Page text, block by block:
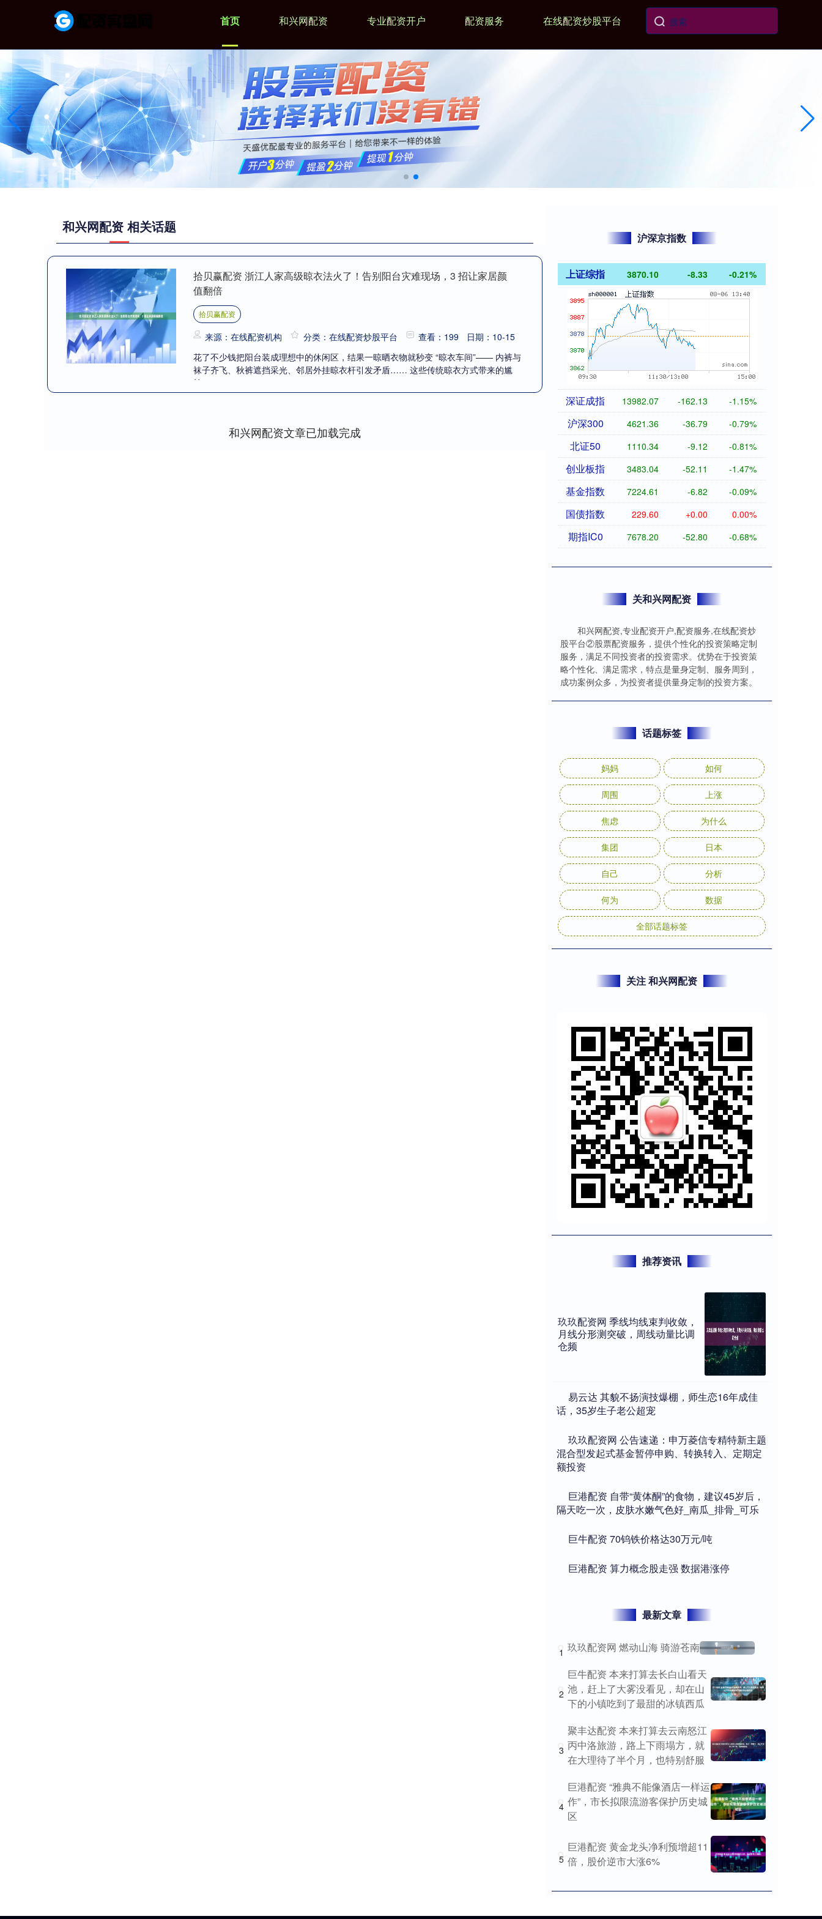
首页 和兴网配资 专业配资开户 配资服务 在线配资炒股平台
和兴网配资 相关话题
拾贝赢配资 浙江人家高级晾衣法火了！告别阳台灾难现场，3 招让家居颜
值翻倍
拾贝赢配资
来源：在线配资机构 分类：在线配资炒股平台 查看：199
日期：10-15
花了不少钱把阳台装成理想中的休闲区，结果一晾晒衣物就秒变 “晾衣车间”—— 内裤与
袜子齐飞、秋裤遮挡采光、邻居外挂晾衣杆引发矛盾…… 这些传统晾衣方式带来的尴
尬....
和兴网配资文章已加载完成
沪深京指数
上证综指 3870.10 -8.33 -0.21%
深证成指 13982.07 -162.13 -1.15%
沪深300 4621.36 -36.79 -0.79%
北证50 1110.34 -9.12 -0.81%
创业板指 3483.04 -52.11 -1.47%
基金指数 7224.61 -6.82 -0.09%
国债指数 229.60 +0.00 0.00%
期指IC0 7678.20 -52.80 -0.68%
关和兴网配资
和兴网配资,专业配资开户,配资服务,在线配资炒
股平台②股票配资服务，提供个性化的投资策略定制
服务，满足不同投资者的投资需求。优势在于投资策
略个性化、满足需求，特点是量身定制、服务周到，
成功案例众多，为投资者提供量身定制的投资方案。
话题标签
妈妈 如何
周围 上涨
焦虑 为什么
集团 日本
自己 分析
何为 数据
全部话题标签
关注 和兴网配资
推荐资讯
玖玖配资网 季线均线束判收敛，
月线分形测突破，周线动量比调
仓频
​易云达 其貌不扬演技爆棚，师生恋16年成佳
话，35岁生子老公超宠
​玖玖配资网 公告速递：申万菱信专精特新主题
混合型发起式基金暂停申购、转换转入、定期定
额投资
​巨港配资 自带“黄体酮”的食物，建议45岁后，
隔天吃一次，皮肤水嫩气色好_南瓜_排骨_可乐
​巨牛配资 70钨铁价格达30万元/吨
​巨港配资 算力概念股走强 数据港涨停
最新文章
1 玖玖配资网 燃动山海 骑游苍南
2
巨牛配资 本来打算去长白山看天
池，赶上了大雾没看见，却在山
下的小镇吃到了最甜的冰镇西瓜
3
聚丰达配资 本来打算去云南怒江
丙中洛旅游，路上下雨塌方，就
在大理待了半个月，也特别舒服
4
巨港配资 “雅典不能像酒店一样运
作”，市长拟限流游客保护历史城
区
5
巨港配资 黄金龙头净利预增超11
倍，股价逆市大涨6%